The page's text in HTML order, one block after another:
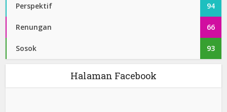
Perspektif 94
Renungan 66
Sosok 93
Halaman Facebook